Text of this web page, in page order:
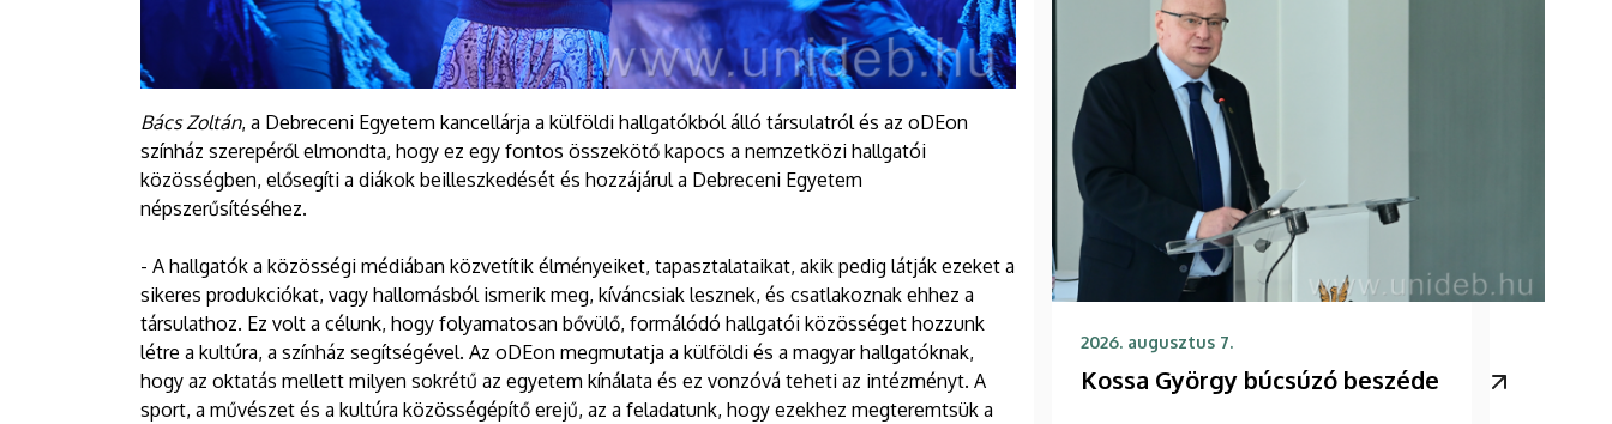
Bács Zoltán, a Debreceni Egyetem kancellárja a külföldi hallgatókból álló társulatról és az oDEon
színház szerepéről elmondta, hogy ez egy fontos összekötő kapocs a nemzetközi hallgatói
közösségben, elősegíti a diákok beilleszkedését és hozzájárul a Debreceni Egyetem
népszerűsítéséhez.
- A hallgatók a közösségi médiában közvetítik élményeiket, tapasztalataikat, akik pedig látják ezeket a
sikeres produkciókat, vagy hallomásból ismerik meg, kíváncsiak lesznek, és csatlakoznak ehhez a
társulathoz. Ez volt a célunk, hogy folyamatosan bővülő, formálódó hallgatói közösséget hozzunk
létre a kultúra, a színház segítségével. Az oDEon megmutatja a külföldi és a magyar hallgatóknak,
hogy az oktatás mellett milyen sokrétű az egyetem kínálata és ez vonzóvá teheti az intézményt. A
sport, a művészet és a kultúra közösségépítő erejű, az a feladatunk, hogy ezekhez megteremtsük a
2026. augusztus 7.
Kossa György búcsúzó beszéde